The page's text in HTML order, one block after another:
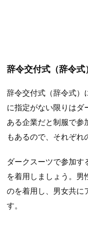
辞令交付式（辞令
辞令交付式（辞令式）
に指定がない限りはダ
ある企業だと制服で参
もあるので、それぞれ
ダークスーツで参加す
を着用しましょう。男
のを着用し、男女共に
す。